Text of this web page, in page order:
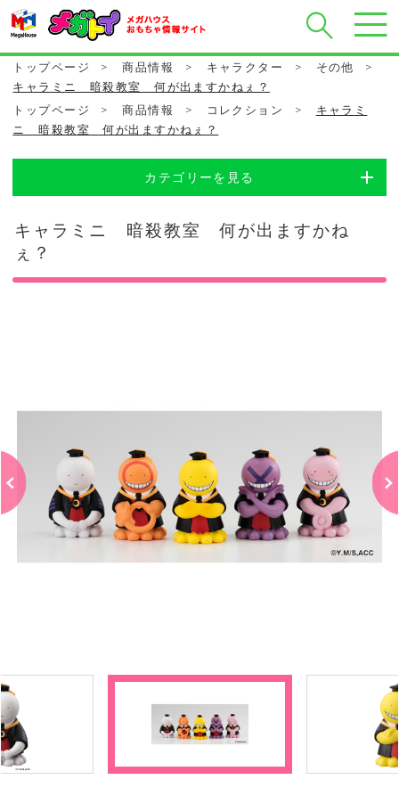
トップページ > 商品情報 > キャラクター > その他
>
キャラミニ 暗殺教室 何が出ますかねぇ？
トップページ
> 商品情報 > コレクション >
キャラミ
ニ 暗殺教室 何が出ますかねぇ？
カテゴリーを見る
キャラミニ 暗殺教室 何が出ますかね
ぇ？